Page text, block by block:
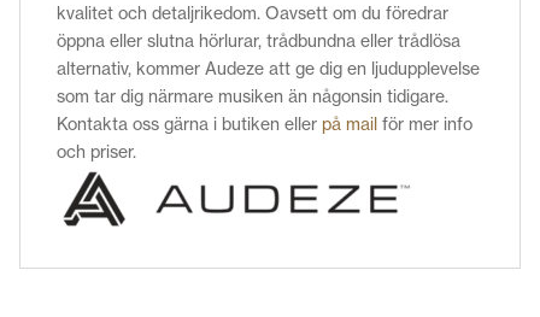
kvalitet och detaljrikedom. Oavsett om du föredrar
öppna eller slutna hörlurar, trådbundna eller trådlösa
alternativ, kommer Audeze att ge dig en ljudupplevelse
som tar dig närmare musiken än någonsin tidigare.
Kontakta oss gärna i butiken eller på mail för mer info
och priser.